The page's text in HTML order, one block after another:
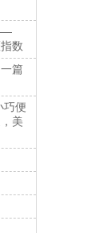
数
篇
巧便
美